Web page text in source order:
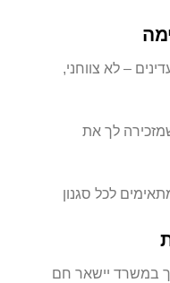
– לא צווחני,
לך את
לכל סגנון
במשרד יישאר חם